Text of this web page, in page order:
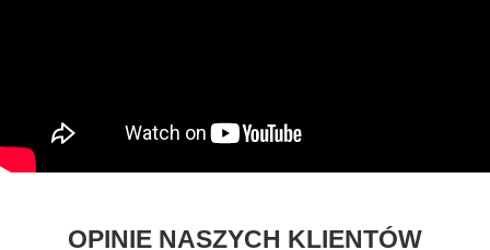
OPINIE NASZYCH KLIENTÓWO